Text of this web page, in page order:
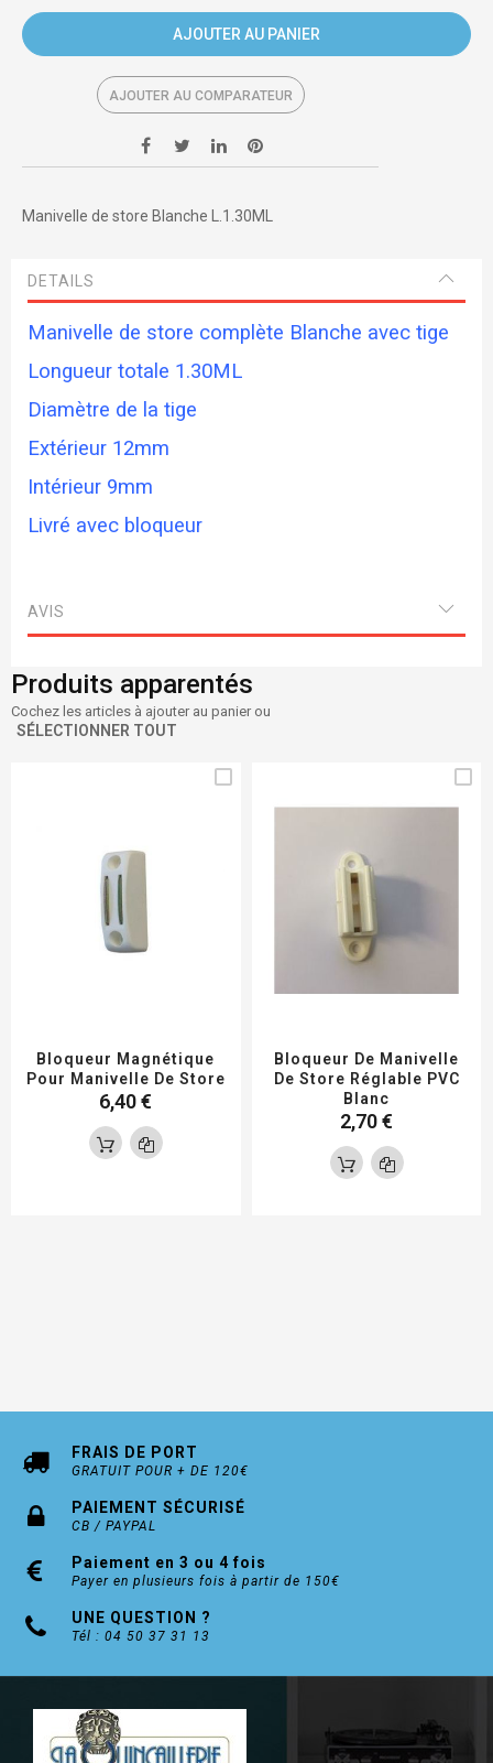
AJOUTER AU PANIER
AJOUTER AU COMPARATEUR
Manivelle de store Blanche L.1.30ML
DETAILS
Manivelle de store complète Blanche avec tige
Longueur totale 1.30ML
Diamètre de la tige
Extérieur 12mm
Intérieur 9mm
Livré avec bloqueur
AVIS
Produits apparentés
Cochez les articles à ajouter au panier ou
SÉLECTIONNER TOUT
Bloqueur Magnétique
Pour Manivelle De Store
6,40 €
Bloqueur De Manivelle
De Store Réglable PVC
Blanc
2,70 €
FRAIS DE PORT
GRATUIT POUR + DE 120€
PAIEMENT SÉCURISÉ
CB / PAYPAL
Paiement en 3 ou 4 fois
Payer en plusieurs fois à partir de 150€
UNE QUESTION ?
Tél : 04 50 37 31 13